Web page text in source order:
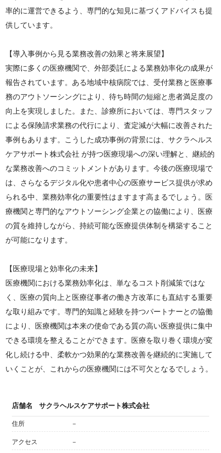
率的に運営できるよう、専門的な知見に基づくアドバイスも提
供しています。
【導入事例から見る業務改善の効果と将来展望】
実際に多くの医療機関で、外部委託による業務効率化の成果が
報告されています。ある地域中核病院では、受付業務と医療事
務のアウトソーシングにより、待ち時間の短縮と患者満足度の
向上を実現しました。また、診療所においては、専門スタッフ
による保険請求業務の代行により、査定減が大幅に改善された
事例もあります。こうした成功事例の背景には、サクラヘルス
ケアサポート株式会社 が持つ医療現場への深い理解と、継続的
な業務改善へのコミットメントがあります。今後の医療現場で
は、さらなるデジタル化や患者中心の医療サービス提供が求め
られる中、業務効率化の重要性はますます高まるでしょう。医
療機関と専門的なアウトソーシング企業との協働により、医療
の質を維持しながら、持続可能な医療提供体制を構築すること
が可能になります。
【医療現場と効率化の未来】
医療機関における業務効率化は、単なるコスト削減策ではな
く、医療の質向上と医療従事者の働き方改革にも直結する重要
な取り組みです。専門的知識と経験を持つパートナーとの協働
により、医療機関は本来の使命である質の高い医療提供に集中
できる環境を整えることができます。医療を取り巻く環境が変
化し続ける中、柔軟かつ効果的な業務改善を継続的に実施して
いくことが、これからの医療機関には不可欠となるでしょう。
店舗名 サクラヘルスケアサポート株式会社
住所 －
アクセス －